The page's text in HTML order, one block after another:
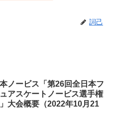
詞己
ノービス「第26回全日本フ
アスケートノービス選手権
大会概要（2022年10月21